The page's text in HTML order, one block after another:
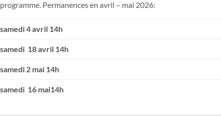
programme. Permanences en avril – mai 2026:
samedi 4 avril 14h
samedi 18 avril 14h
samedi 2 mai 14h
samedi 16 mai14h